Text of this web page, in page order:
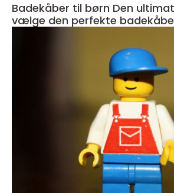
Badekåber til børn Den ultimative guide til at
vælge den perfekte badekåbe